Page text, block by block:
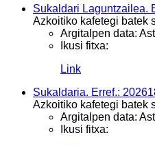
Sukaldari Laguntzailea.
Azkoitiko kafetegi batek
Argitalpen data:
Ikusi fitxa:
Link
Sukaldaria. Erref.:
Azkoitiko kafetegi batek
Argitalpen data:
Ikusi fitxa: